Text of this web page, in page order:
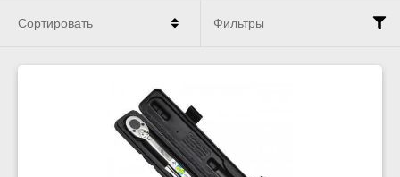
Сортировать Фильтры